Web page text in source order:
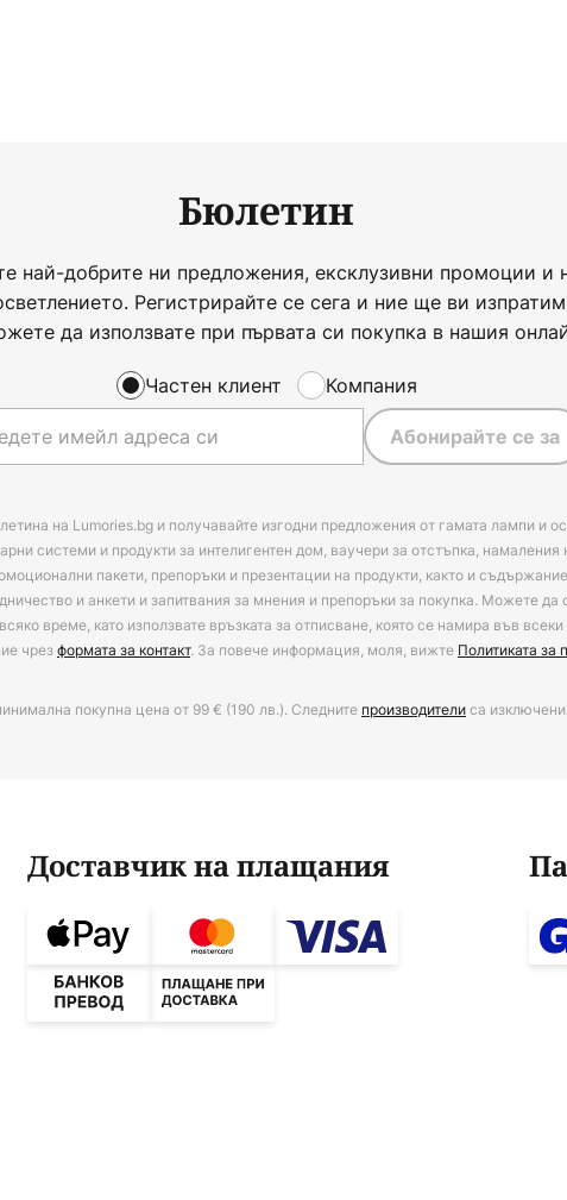
Бюлетин
най-добрите ни предложения, ексклузивни промоции и
Регистрирайте се сега и ние ще ви
да използвате при първата си покупка в нашия
Частен клиент Компания
Абонирайте се за
на Lumories.bg и получавайте изгодни предложения от гамата лампи и
системи и продукти за интелигентен дом, ваучери за отстъпка, намаления
пакети, препоръки и презентации на продукти, както и
и анкети и запитвания за мнения и препоръки за покупка. Можете да
време, като използвате връзката за отписване, която се намира във
чрезформата за контакт. За повече информация, моля, вижте Политиката за
покупна цена от 99 € (190 лв.). Следните производителиса
Доставчик на плащания